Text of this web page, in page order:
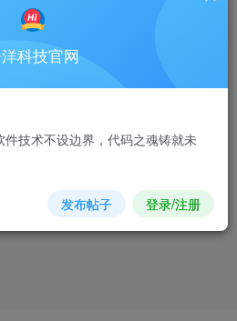
科技官网
技术不设边界，代码之魂铸就未
发布帖子 登录/注册